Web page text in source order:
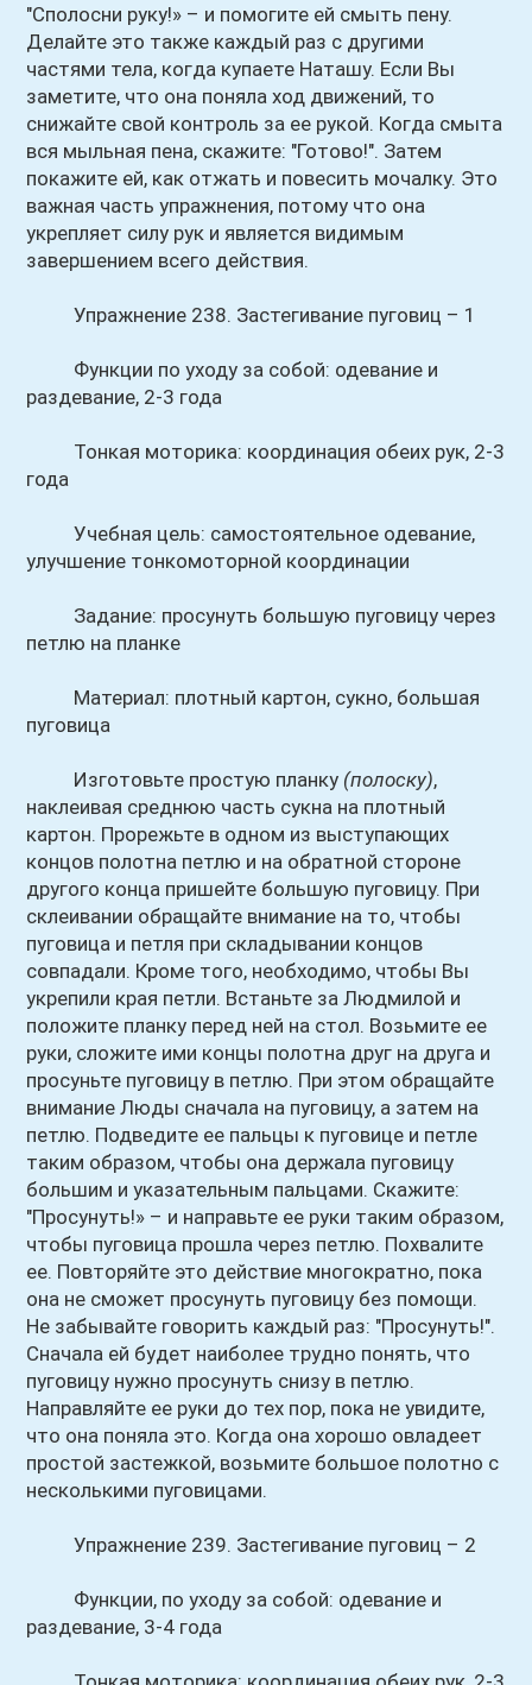
"Сполосни руку!» – и помогите ей смыть пену.
Делайте это также каждый раз с другими
частями тела, когда купаете Наташу. Если Вы
заметите, что она поняла ход движений, то
снижайте свой контроль за ее рукой. Когда смыта
вся мыльная пена, скажите: "Готово!". Затем
покажите ей, как отжать и повесить мочалку. Это
важная часть упражнения, потому что она
укрепляет силу рук и является видимым
завершением всего действия.
Упражнение 238. Застегивание пуговиц – 1
Функции по уходу за собой: одевание и
раздевание, 2-3 года
Тонкая моторика: координация обеих рук, 2-3
года
Учебная цель: самостоятельное одевание,
улучшение тонкомоторной координации
Задание: просунуть большую пуговицу через
петлю на планке
Материал: плотный картон, сукно, большая
пуговица
Изготовьте простую планку (полоску),
наклеивая среднюю часть сукна на плотный
картон. Прорежьте в одном из выступающих
концов полотна петлю и на обратной стороне
другого конца пришейте большую пуговицу. При
склеивании обращайте внимание на то, чтобы
пуговица и петля при складывании концов
совпадали. Кроме того, необходимо, чтобы Вы
укрепили края петли. Встаньте за Людмилой и
положите планку перед ней на стол. Возьмите ее
руки, сложите ими концы полотна друг на друга и
просуньте пуговицу в петлю. При этом обращайте
внимание Люды сначала на пуговицу, а затем на
петлю. Подведите ее пальцы к пуговице и петле
таким образом, чтобы она держала пуговицу
большим и указательным пальцами. Скажите:
"Просунуть!» – и направьте ее руки таким образом,
чтобы пуговица прошла через петлю. Похвалите
ее. Повторяйте это действие многократно, пока
она не сможет просунуть пуговицу без помощи.
Не забывайте говорить каждый раз: "Просунуть!".
Сначала ей будет наиболее трудно понять, что
пуговицу нужно просунуть снизу в петлю.
Направляйте ее руки до тех пор, пока не увидите,
что она поняла это. Когда она хорошо овладеет
простой застежкой, возьмите большое полотно с
несколькими пуговицами.
Упражнение 239. Застегивание пуговиц – 2
Функции, по уходу за собой: одевание и
раздевание, 3-4 года